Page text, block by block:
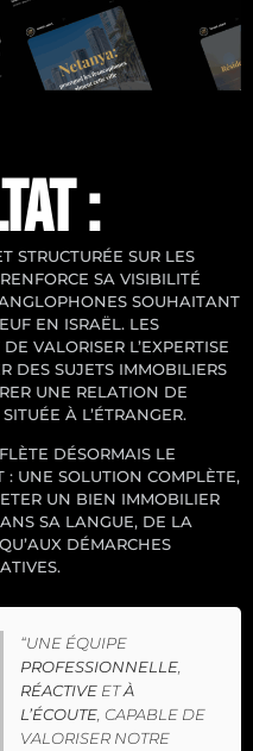
:
STRUCTURÉE SUR LES
SA VISIBILITÉ
SOUHAITANT
EN ISRAËL. LES
VALORISER L’EXPERTISE
DES SUJETS IMMOBILIERS
UNE RELATION DE
À L’ÉTRANGER.
DÉSORMAIS LE
: UNE SOLUTION COMPLÈTE,
UN BIEN IMMOBILIER
SA LANGUE, DE LA
DÉMARCHES
“UNE ÉQUIPE
PROFESSIONNELLE,
RÉACTIVE ETÀ
L’ÉCOUTE, CAPABLE DE
VALORISER NOTRE